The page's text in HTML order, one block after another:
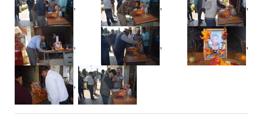
, , ,
, , ,
,